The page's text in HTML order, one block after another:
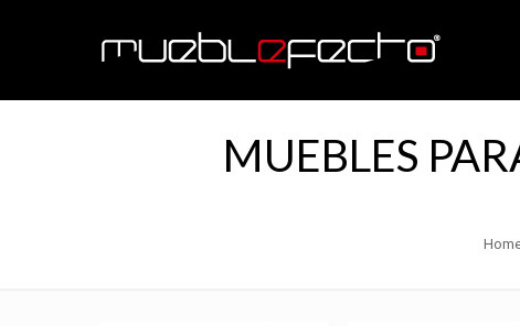
MUEBLES